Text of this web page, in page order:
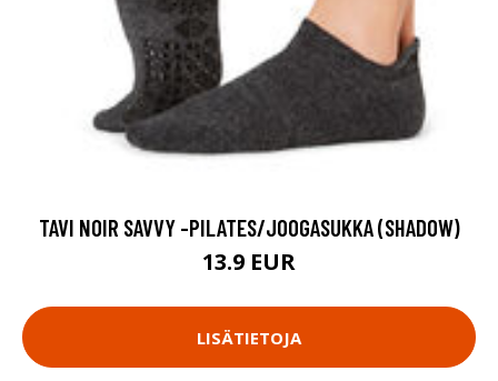
TAVI NOIR SAVVY -PILATES/JOOGASUKKA (SHADOW)
13.9 EUR
LISÄTIETOJA